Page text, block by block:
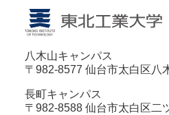
八木山キャンパス
〒982-8577 仙台市太白区八
長町キャンパス
〒982-8588 仙台市太白区二